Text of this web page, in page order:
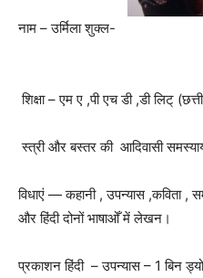
नाम – उर्मिला शुक्ल-
शिक्षा – एम ए ,पी एच डी ,डी लिट्
स्त्री और बस्तर की आदिवासी
विधाएं — कहानी , उपन्यास ,कविता ,
और हिंदी दोनों भाषाओँ में लेखन।
प्रकाशन हिंदी – उपन्यास – 1 बिन